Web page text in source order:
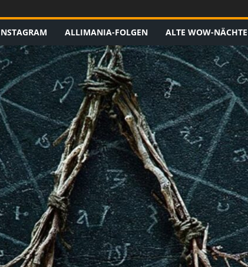
ALLIMANIA-FOLGEN ALTE WOW-NÄCHTE